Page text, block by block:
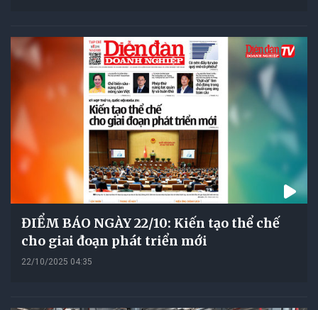
ĐIỂM BÁO NGÀY 22/10: Kiến tạo thể chế
cho giai đoạn phát triển mới
22/10/2025 04:35